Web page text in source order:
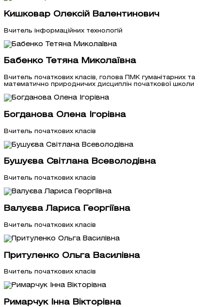
Кишковар Олексій Валентинович
Вчитель інформаційних технологій
Бабенко Тетяна Миколаївна
Вчитель початкових класів, голова ПМК гуманітарних та
математично природничих дисциплін початкової школи
Богданова Олена Ігорівна
Вчитель початкових класів
Бушуєва Світлана Всеволодівна
Вчитель початкових класів
Валуєва Лариса Георгіївна
Вчитель початкових класів
Притуленко Ольга Василівна
Вчитель початкових класів
Римарчук Інна Вікторівна